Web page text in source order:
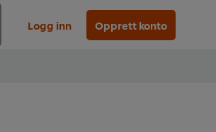
Logg inn Opprett konto